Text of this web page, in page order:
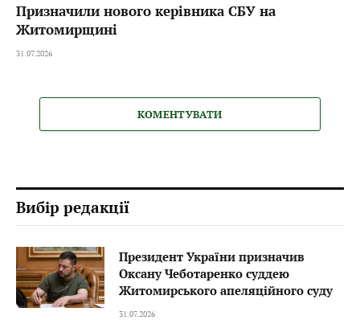
Призначили нового керівника СБУ на
Житомирщині
31.07.2026
КОМЕНТУВАТИ
Вибір редакції
Президент України призначив
Оксану Чеботаренко суддею
Житомирського апеляційного суду
31.07.2026